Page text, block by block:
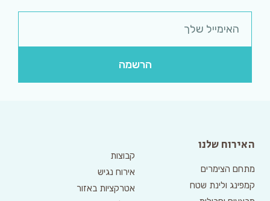
הרשמה
האירוח שלנו
מתחם הצימרים
קמפינג ולינת שטח
קבוצות
אירוח נגיש
אטרקציות באזור